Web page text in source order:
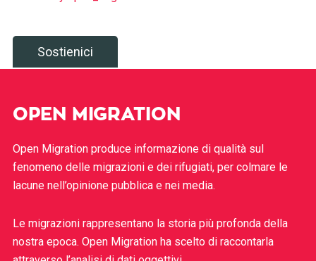
Sostienici
OPEN MIGRATION
Open Migration produce informazione di qualità sul
fenomeno delle migrazioni e dei rifugiati, per colmare le
lacune nell’opinione pubblica e nei media.
Le migrazioni rappresentano la storia più profonda della
nostra epoca. Open Migration ha scelto di raccontarla